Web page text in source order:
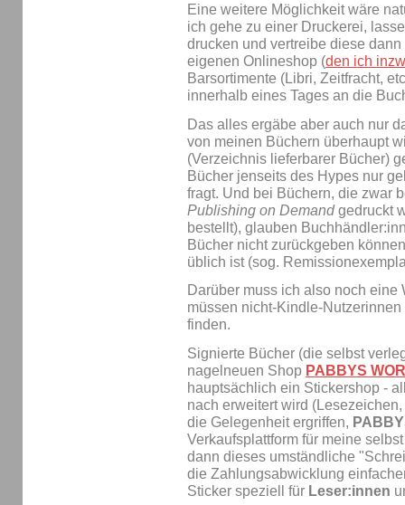
Eine weitere Möglichkeit wäre
ich gehe zu einer Druckerei,
drucken und vertreibe diese
eigenen Onlineshop (den ich
Barsortimente (Libri, Zeitfracht,
innerhalb eines Tages an die
Das alles ergäbe aber auch nur
von meinen Büchern überhaupt
(Verzeichnis lieferbarer Bücher)
Bücher jenseits des Hypes nur
fragt. Und bei Büchern, die zwar
Publishing on Demandgedruckt
bestellt), glauben
Bücher nicht zurückgeben
üblich ist (sog.
Darüber muss ich also noch
müssen nicht-Kindle-
finden.
Signierte Bücher (die selbst
nagelneuen Shop PABBYS
hauptsächlich ein Stickershop -
nach erweitert wird
die Gelegenheit ergriffen,
Verkaufsplattform für meine
dann dieses umständliche
die Zahlungsabwicklung
Sticker speziell für Leser:innen